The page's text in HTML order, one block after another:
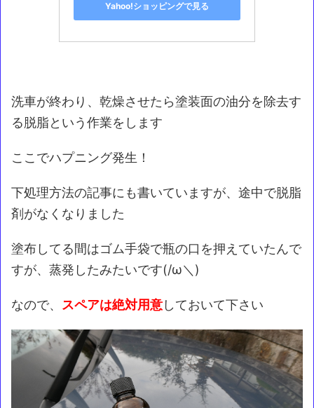
Yahoo!ショッピングで見る
洗車が終わり、乾燥させたら塗装面の油分を除去す
る脱脂という作業をします
ここでハプニング発生！
下処理方法の記事にも書いていますが、途中で脱脂
剤がなくなりました
塗布してる間はゴム手袋で瓶の口を押えていたんで
すが、蒸発したみたいです(/ω＼)
なので、 スペアは絶対用意しておいて下さい